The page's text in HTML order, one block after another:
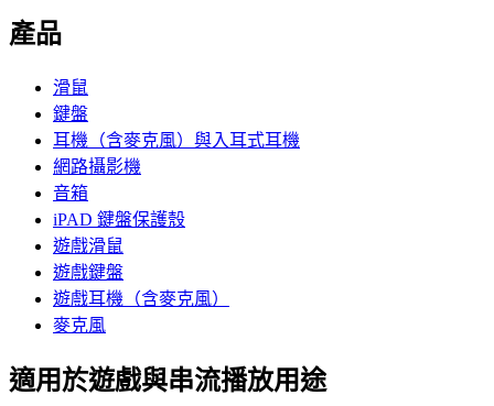
產品
滑鼠
鍵盤
耳機（含麥克風）與入耳式耳機
網路攝影機
音箱
iPAD 鍵盤保護殼
遊戲滑鼠
遊戲鍵盤
遊戲耳機（含麥克風）
麥克風
適用於遊戲與串流播放用途